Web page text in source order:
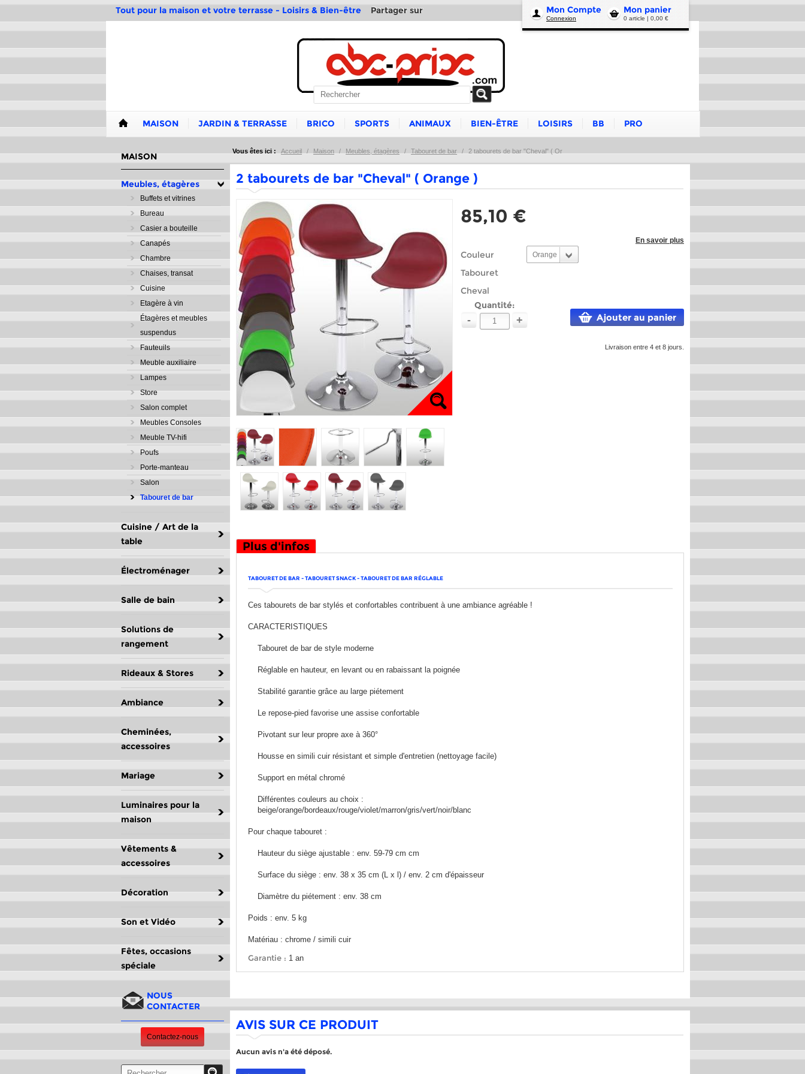
Mon panier
0 article | 0,00 €
Mon Compte
Connexion
Tout pour la maison et votre terrasse - Loisirs & Bien-être Partager sur
MAISON JARDIN & TERRASSE BRICO SPORTS ANIMAUX BIEN-ÊTRE LOISIRS BB PRO
MAISON
Meubles, étagères
Buffets et vitrines
Bureau
Casier a bouteille
Canapés
Chambre
Chaises, transat
Cuisine
Etagère à vin
Étagères et meubles
suspendus
Fauteuils
Meuble auxiliaire
Lampes
Store
Salon complet
Meubles Consoles
Meuble TV-hifi
Poufs
Porte-manteau
Salon
Tabouret de bar
Cuisine / Art de la
table
Électroménager
Salle de bain
Solutions de
rangement
Rideaux & Stores
Ambiance
Cheminées,
accessoires
Mariage
Luminaires pour la
maison
Vêtements &
accessoires
Décoration
Son et Vidéo
Fêtes, occasions
spéciale
NOUS
CONTACTER
Contactez-nous
Vous êtes ici : Accueil / Maison / Meubles, étagères / Tabouret de bar / 2 tabourets de bar "Cheval" ( Or
2 tabourets de bar "Cheval" ( Orange )
85,10 €
En savoir plus
Couleur
Tabouret
Cheval
Orange
Quantité:
- + Ajouter au panier
Livraison entre 4 et 8 jours.
Plus d'infos
TABOURET DE BAR - TABOURET SNACK - TABOURET DE BAR RÉGLABLE
Ces tabourets de bar stylés et confortables contribuent à une ambiance agréable !
CARACTERISTIQUES
Tabouret de bar de style moderne
Réglable en hauteur, en levant ou en rabaissant la poignée
Stabilité garantie grâce au large piétement
Le repose-pied favorise une assise confortable
Pivotant sur leur propre axe à 360°
Housse en simili cuir résistant et simple d'entretien (nettoyage facile)
Support en métal chromé
Différentes couleurs au choix :
beige/orange/bordeaux/rouge/violet/marron/gris/vert/noir/blanc
Pour chaque tabouret :
Hauteur du siège ajustable : env. 59-79 cm cm
Surface du siège : env. 38 x 35 cm (L x l) / env. 2 cm d'épaisseur
Diamètre du piétement : env. 38 cm
Poids : env. 5 kg
Matériau : chrome / simili cuir
Garantie : 1 an
AVIS SUR CE PRODUIT
Aucun avis n'a été déposé.